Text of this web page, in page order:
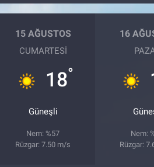
15 AĞUSTOS
CUMARTESI
18°
Güneşli
Nem: %57
Rüzgar: 7.50 m/s
16
Nem:
Rüzgar: